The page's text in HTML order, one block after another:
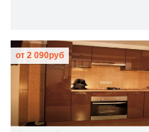
от 2 090руб